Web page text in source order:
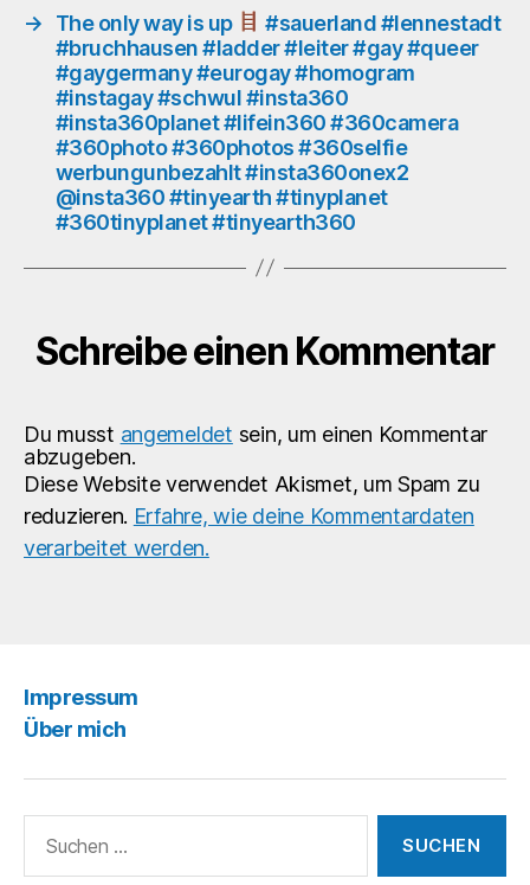
#tinyearth
#tinyplanet
#360tinyplanet
#throwaway
→
The only way is up
#sauerland #lennestadt
#bruchhausen #ladder #leiter #gay #queer
#gaygermany #eurogay #homogram
#instagay #schwul #insta360
#insta360planet #lifein360 #360camera
#360photo #360photos #360selfie
werbungunbezahlt #insta360onex2
@insta360 #tinyearth #tinyplanet
#360tinyplanet #tinyearth360
Schreibe einen Kommentar
Du musst angemeldet sein, um einen Kommentar
abzugeben.
Diese Website verwendet Akismet, um Spam zu
reduzieren. Erfahre, wie deine Kommentardaten
verarbeitet werden.
Impressum
Über mich
nach: